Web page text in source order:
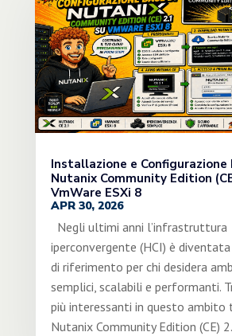
Installazione e Configurazione
Nutanix Community Edition
VmWare ESXi 8
APR 30, 2026
Negli ultimi anni l’infrastruttura
iperconvergente (HCI) è
di riferimento per chi desidera
semplici, scalabili e performanti.
più interessanti in questo ambito
Nutanix Community Edition (CE)